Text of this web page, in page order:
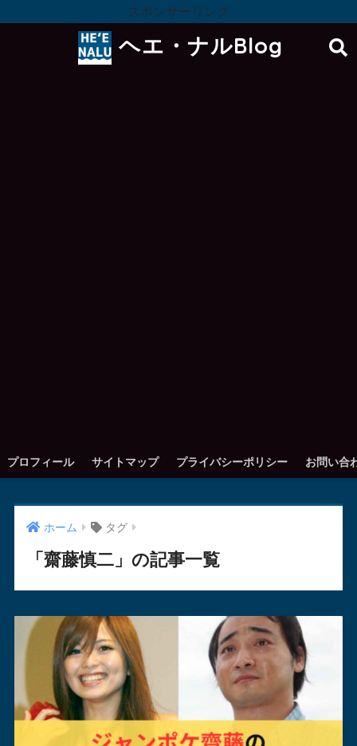
スポンサーリンク
ヘエ・ナルBlog
プロフィール サイトマップ プライバシーポリシー お問い合
ホーム タグ
「齋藤慎二」の記事一覧